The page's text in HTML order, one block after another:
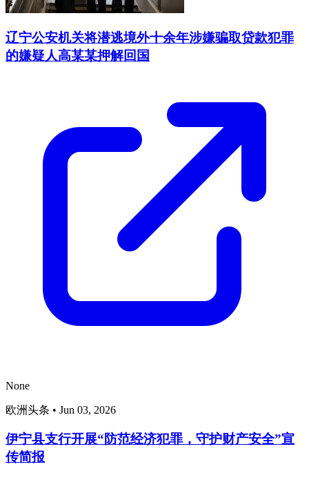
辽宁公安机关将潜逃境外十余年涉嫌骗取贷款犯罪
的嫌疑人高某某押解回国
None
欧洲头条 • Jun 03, 2026
伊宁县支行开展“防范经济犯罪，守护财产安全”宣
传简报